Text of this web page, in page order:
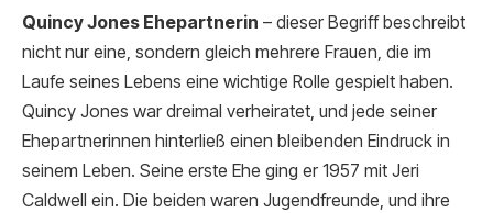
Quincy Jones Ehepartnerin – dieser Begriff beschreibt
nicht nur eine, sondern gleich mehrere Frauen, die im
Laufe seines Lebens eine wichtige Rolle gespielt haben.
Quincy Jones war dreimal verheiratet, und jede seiner
Ehepartnerinnen hinterließ einen bleibenden Eindruck in
seinem Leben. Seine erste Ehe ging er 1957 mit Jeri
Caldwell ein. Die beiden waren Jugendfreunde, und ihre